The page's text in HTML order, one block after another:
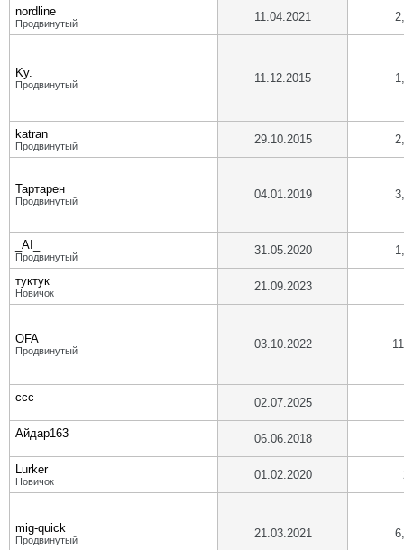
nordline
Продвинутый 11.04.2021
Ky.
Продвинутый 11.12.2015
katran
Продвинутый 29.10.2015
Тартарен
Продвинутый 04.01.2019
_AI_
Продвинутый 31.05.2020
туктук
Новичок 21.09.2023
OFA
Продвинутый 03.10.2022
ccc 02.07.2025
Айдар163 06.06.2018
Lurker
Новичок 01.02.2020
mig-quick
Продвинутый 21.03.2021